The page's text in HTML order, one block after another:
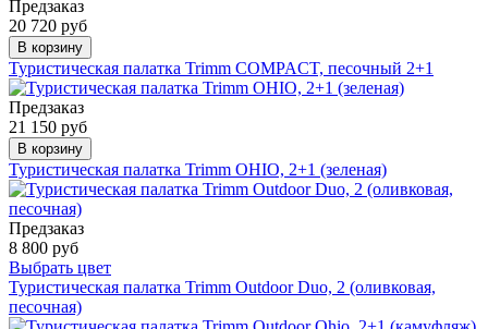
Предзаказ
20 720 руб
В корзину
Туристическая палатка Trimm COMPACT, песочный 2+1
Предзаказ
21 150 руб
В корзину
Туристическая палатка Trimm OHIO, 2+1 (зеленая)
Предзаказ
8 800 руб
Выбрать цвет
Туристическая палатка Trimm Outdoor Duo, 2 (оливковая,
песочная)